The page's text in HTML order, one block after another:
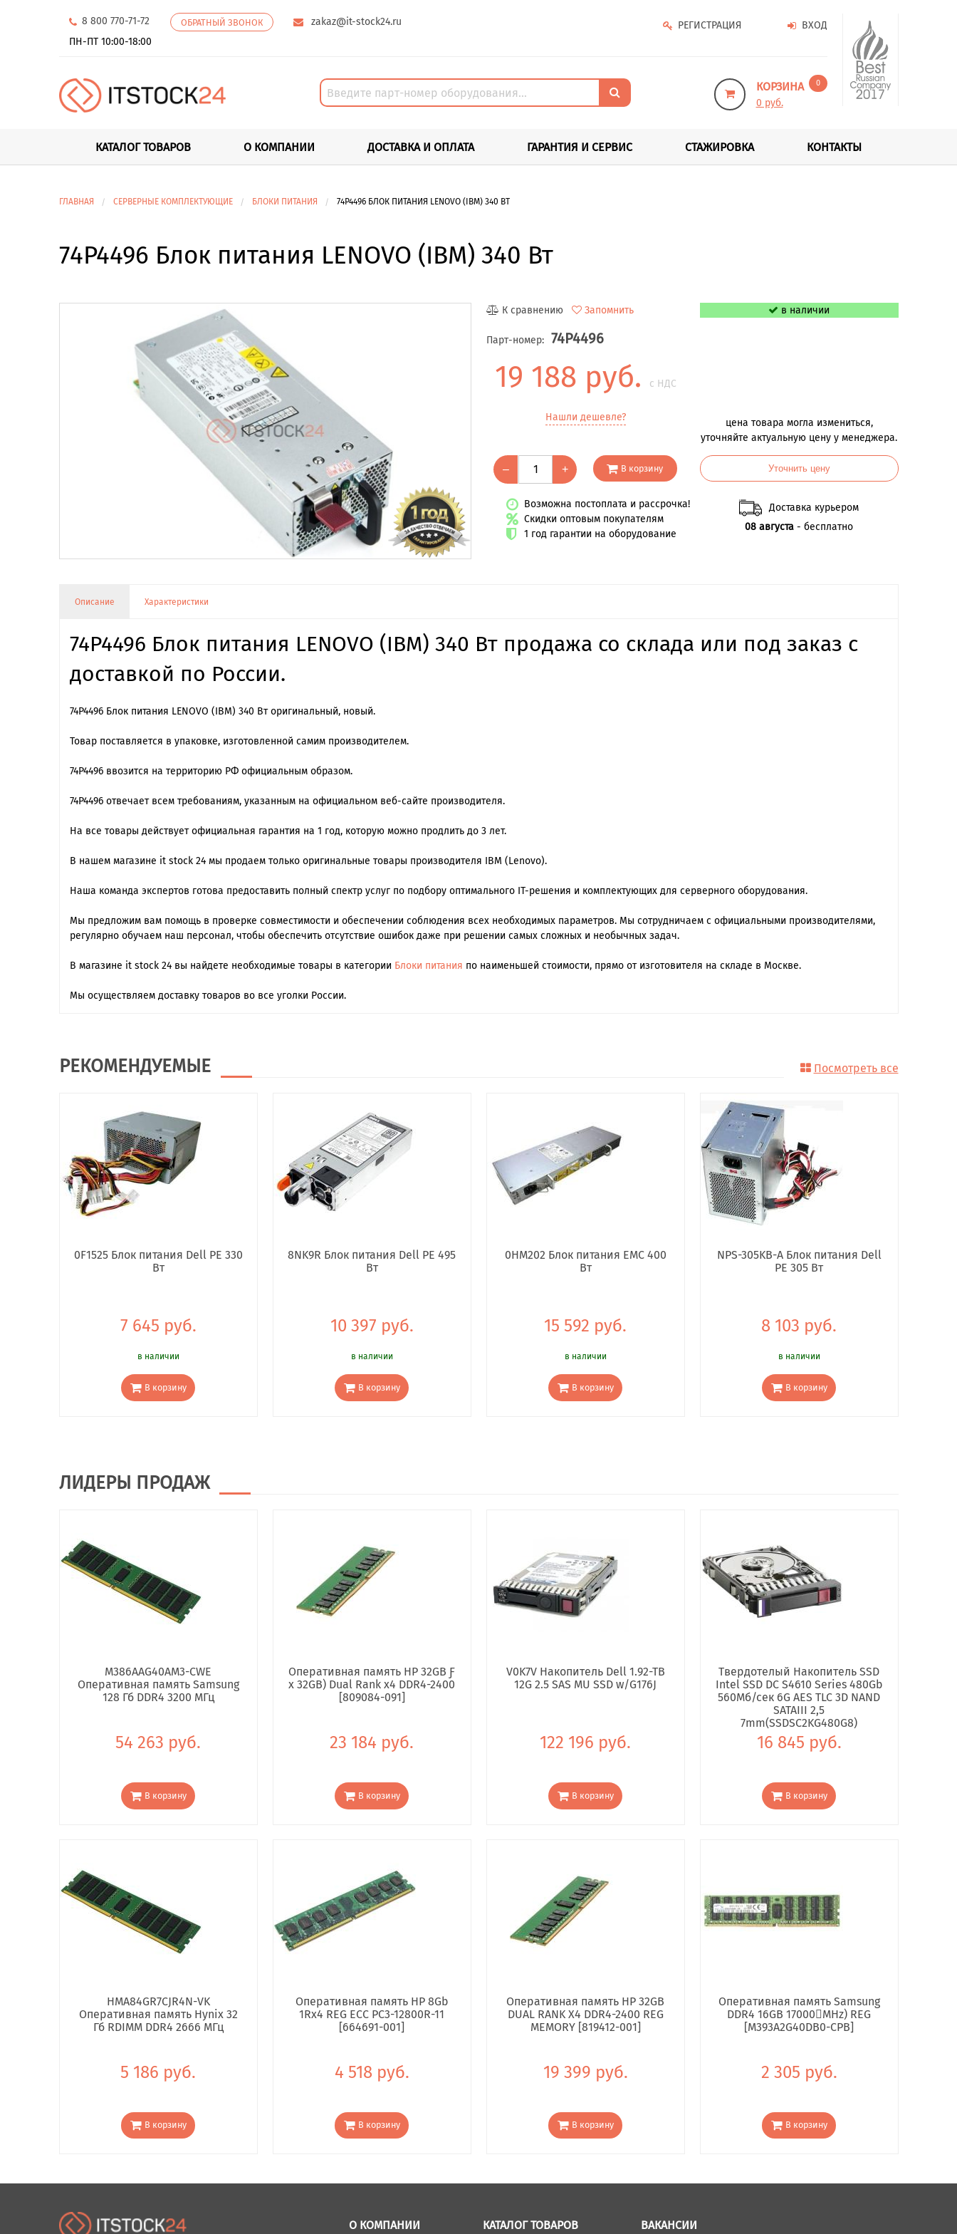
8 800 770-71-72 ОБРАТНЫЙ ЗВОНОК
zakaz@it-stock24.ru
ПН-ПТ 10:00-18:00
ВХОД
РЕГИСТРАЦИЯ
КОРЗИНА 0
0 руб.
КАТАЛОГ ТОВАРОВ О КОМПАНИИ ДОСТАВКА И ОПЛАТА ГАРАНТИЯ И СЕРВИС СТАЖИРОВКА КОНТАКТЫ
ГЛАВНАЯ СЕРВЕРНЫЕ КОМПЛЕКТУЮЩИЕ БЛОКИ ПИТАНИЯ 74P4496 БЛОК ПИТАНИЯ LENOVO (IBM) 340 ВТ
74P4496 Блок питания LENOVO (IBM) 340 Вт
К сравнению Запомнить
Парт-номер: 74P4496
19 188 руб. с НДС
Нашли дешевле?
– + В корзину
Возможна постоплата и рассрочка!
Скидки оптовым покупателям
1 год гарантии на оборудование
в наличии
цена товара могла измениться,
уточняйте актуальную цену у менеджера.
Уточнить цену
Доставка курьером
08 августа - бесплатно
Описание Характеристики
74P4496 Блок питания LENOVO (IBM) 340 Вт продажа со склада или под заказ с
доставкой по России.
74P4496 Блок питания LENOVO (IBM) 340 Вт оригинальный, новый.
Товар поставляется в упаковке, изготовленной самим производителем.
74P4496 ввозится на территорию РФ официальным образом.
74P4496 отвечает всем требованиям, указанным на официальном веб-сайте производителя.
На все товары действует официальная гарантия на 1 год, которую можно продлить до 3 лет.
В нашем магазине it stock 24 мы продаем только оригинальные товары производителя IBM (Lenovo).
Наша команда экспертов готова предоставить полный спектр услуг по подбору оптимального IT-решения и комплектующих для серверного оборудования.
Мы предложим вам помощь в проверке совместимости и обеспечении соблюдения всех необходимых параметров. Мы сотрудничаем с официальными производителями,
регулярно обучаем наш персонал, чтобы обеспечить отсутствие ошибок даже при решении самых сложных и необычных задач.
В магазине it stock 24 вы найдете необходимые товары в категории Блоки питания по наименьшей стоимости, прямо от изготовителя на складе в Москве.
Мы осуществляем доставку товаров во все уголки России.
РЕКОМЕНДУЕМЫЕ Посмотреть все
0F1525 Блок питания Dell PE 330
Вт
7 645 руб.
в наличии
В корзину
8NK9R Блок питания Dell PE 495
Вт
10 397 руб.
в наличии
В корзину
0HM202 Блок питания EMC 400
Вт
15 592 руб.
в наличии
В корзину
NPS-305KB-A Блок питания Dell
PE 305 Вт
8 103 руб.
в наличии
В корзину
ЛИДЕРЫ ПРОДАЖ
M386AAG40AM3-CWE
Оперативная память Samsung
128 Гб DDR4 3200 МГц
54 263 руб.
В корзину
Оперативная память HP 32GB Ƒ
x 32GB) Dual Rank x4 DDR4-2400
[809084-091]
23 184 руб.
В корзину
V0K7V Накопитель Dell 1.92-TB
12G 2.5 SAS MU SSD w/G176J
122 196 руб.
В корзину
Твердотелый Накопитель SSD
Intel SSD DC S4610 Series 480Gb
560Мб/сек 6G AES TLC 3D NAND
SATAIII 2,5
7mm(SSDSC2KG480G8)
16 845 руб.
В корзину
HMA84GR7CJR4N-VK
Оперативная память Hynix 32
Гб RDIMM DDR4 2666 МГц
5 186 руб.
В корзину
Оперативная память HP 8Gb
1Rx4 REG ECC PC3-12800R-11
[664691-001]
4 518 руб.
В корзину
Оперативная память HP 32GB
DUAL RANK X4 DDR4-2400 REG
MEMORY [819412-001]
19 399 руб.
В корзину
Оперативная память Samsung
DDR4 16GB 17000񢋕MHz) REG
[M393A2G40DB0-CPB]
2 305 руб.
В корзину
О КОМПАНИИ КАТАЛОГ ТОВАРОВ ВАКАНСИИ